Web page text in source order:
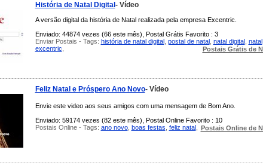
História de Natal Digital - Vídeo
A versão digital da história de Natal realizada pela empresa Excentric.
Enviado: 44874 vezes (66 este mês), Postal Grátis Favorito : 3
Enviar Postais - Tags: história de natal digital, postal de natal, natal digital, natal
excentric
Postais Grátis de
Feliz Natal e Próspero Ano Novo- Vídeo
Envie este video aos seus amigos com uma mensagem de Bom Ano.
Enviado: 59174 vezes (82 este mês), Postal Online Favorito : 10
Postais Online - Tags: ano novo, boas festas feliz natal, Postais Online de